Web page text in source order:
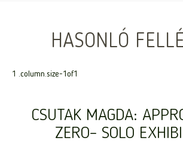
HASONLÓ
CSUTAK MAGDA:
ZERO– SOLO